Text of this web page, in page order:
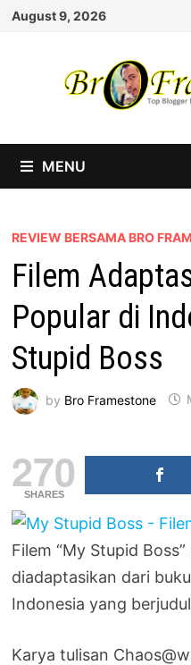
Skip
August 9, 2026
MENU
REVIEW BERSAMA BRO
Filem
Popular di
Stupid Boss
by Bro Framestone
270
SHARES
Filem “My Stupid
diadaptasikan dari
Indonesia yang
Karya tulisan